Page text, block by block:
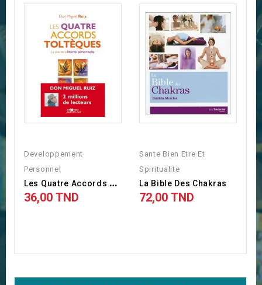
Developpement
Personnel
L
Es Quatre Accords Toltèques
36,00 TND
Sante Bien Etre Et
Spiritualite
La Bible Des Chakras
72,00 TND